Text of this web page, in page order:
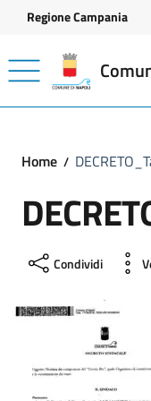
Vai ai contenuti
Vai al footer
Regione Campania
Home
Condividi